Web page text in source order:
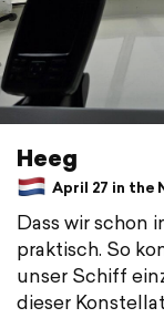
Heeg
April 27 in the
Dass wir schon
praktisch. So
unser Schiff
dieser